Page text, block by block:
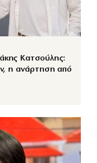
Κατσούλης:
η ανάρτηση από